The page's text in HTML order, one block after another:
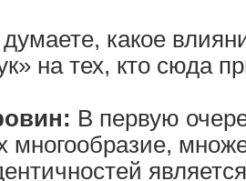
какое
на тех, кто сюда
В первую
многообразие,